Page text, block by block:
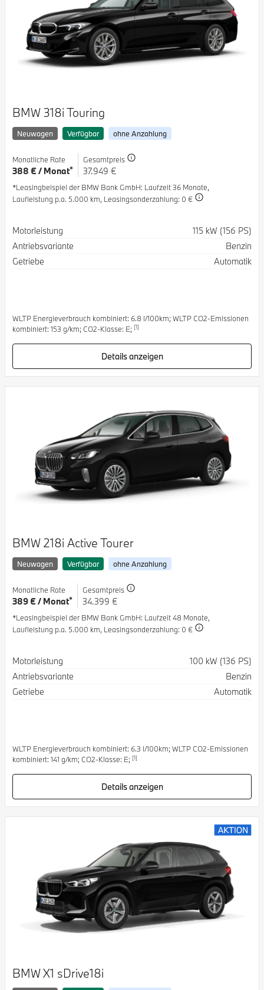
BMW 318i Touring
Neuwagen Verfügbar ohne Anzahlung
Monatliche Rate
388 € / Monat*
Gesamtpreis
37.949 €
*Leasingbeispiel der BMW Bank GmbH: Laufzeit 36 Monate,
Laufleistung p.a. 5.000 km, Leasingsonderzahlung: 0 €
Spezifikation
Motorleistung
115 kW (156 PS)
Antriebsvariante
Benzin
Getriebe
Automatik
WLTP Energieverbrauch kombiniert: 6.8 l/100km; WLTP CO2-Emissionen
kombiniert: 153 g/km; CO2-Klasse: E; [1]
Details anzeigen
BMW 218i Active Tourer
Neuwagen Verfügbar ohne Anzahlung
Monatliche Rate
389 € / Monat*
Gesamtpreis
34.399 €
*Leasingbeispiel der BMW Bank GmbH: Laufzeit 48 Monate,
Laufleistung p.a. 5.000 km, Leasingsonderzahlung: 0 €
Spezifikation
Motorleistung
100 kW (136 PS)
Antriebsvariante
Benzin
Getriebe
Automatik
WLTP Energieverbrauch kombiniert: 6.3 l/100km; WLTP CO2-Emissionen
kombiniert: 141 g/km; CO2-Klasse: E; [1]
Details anzeigen
BMW X1 sDrive18i